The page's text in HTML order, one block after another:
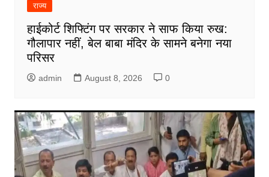
राज्य
हाईकोर्ट शिफ्टिंग पर सरकार ने साफ किया रुख:
गौलापार नहीं, बेल बाबा मंदिर के सामने बनेगा नया
परिसर
admin August 8, 2026 0